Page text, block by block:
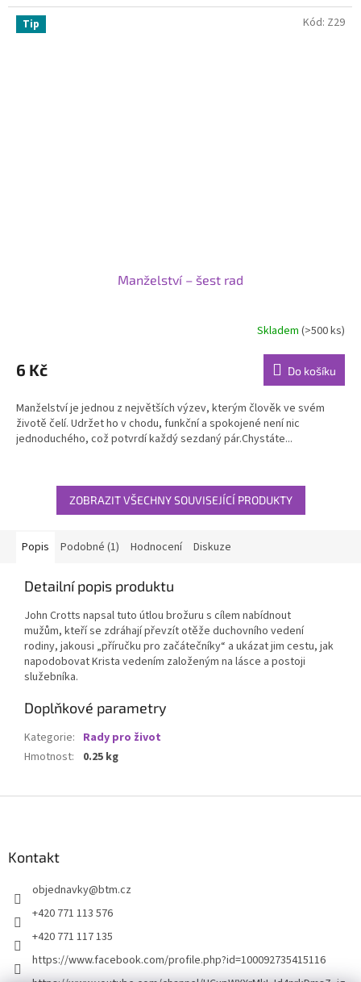
Tip
Manželství – šest rad
Skladem (>500 ks)
6 Kč Do košíku
Manželství je jednou z největších výzev, kterým člověk ve svém
životě čelí. Udržet ho v chodu, funkční a spokojené není nic
jednoduchého, což potvrdí každý sezdaný pár.Chystáte...
Kód: Z29
ZOBRAZIT VŠECHNY SOUVISEJÍCÍ PRODUKTY
Popis Podobné (1) Hodnocení Diskuze
Detailní popis produktu
John Crotts napsal tuto útlou brožuru s cílem nabídnout
mužům, kteří se zdráhají převzít otěže duchovního vedení
rodiny, jakousi „příručku pro začátečníky“ a ukázat jim cestu, jak
napodobovat Krista vedením založeným na lásce a postoji
služebníka.
Doplňkové parametry
Kategorie: Rady pro život
Hmotnost: 0.25 kg
Kontakt
objednavky@btm.cz
+420 771 113 576
+420 771 117 135
https://www.facebook.com/profile.php?id=100092735415116